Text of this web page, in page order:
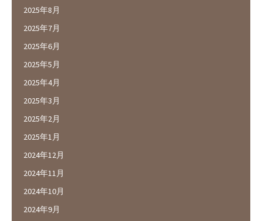
2025年8月
2025年7月
2025年6月
2025年5月
2025年4月
2025年3月
2025年2月
2025年1月
2024年12月
2024年11月
2024年10月
2024年9月